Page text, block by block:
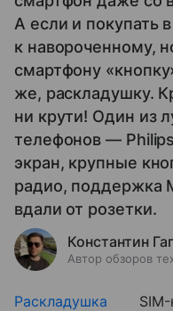
А если и покупать
к навороченному,
смартфону
же, раскладушку.
ни крути! Один из
телефонов —
экран, крупные
радио, поддержка
вдали от розетки.
Константин
Автор обзоров
Раскладушка